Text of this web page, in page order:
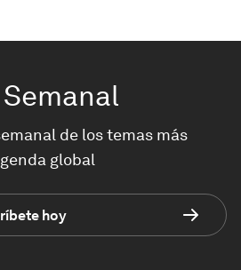
Semanal
de los temas más
global
hoy